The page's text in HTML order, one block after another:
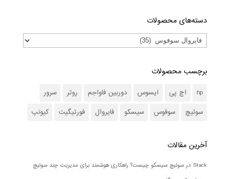
دسته‌های محصولات
برچسب محصولات
hp اچ پی ایسوس دوربین فاواجم روتر
سرور
سوئیچ
سوفوس سیسکو فایروال فورتیگیت کیونپ
آخرین مقالات
Stack در سوئیچ سیسکو چیست؟ راهکاری هوشمند برای مدیریت چند سوئیچ